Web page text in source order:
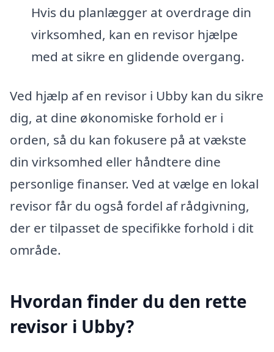
Hvis du planlægger at overdrage din
virksomhed, kan en revisor hjælpe
med at sikre en glidende overgang.
Ved hjælp af en revisor i Ubby kan du sikre
dig, at dine økonomiske forhold er i
orden, så du kan fokusere på at vækste
din virksomhed eller håndtere dine
personlige finanser. Ved at vælge en lokal
revisor får du også fordel af rådgivning,
der er tilpasset de specifikke forhold i dit
område.
Hvordan finder du den rette
revisor i Ubby?